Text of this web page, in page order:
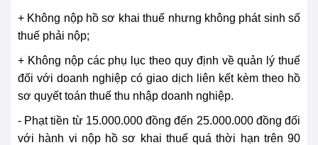
+ Không nộp hồ sơ khai thuế nhưng không phát sinh số
thuế phải nộp;
+ Không nộp các phụ lục theo quy định về quản lý thuế
đối với doanh nghiệp có giao dịch liên kết kèm theo hồ
sơ quyết toán thuế thu nhập doanh nghiệp.
- Phạt tiền từ 15.000.000 đồng đến 25.000.000 đồng đối
với hành vi nộp hồ sơ khai thuế quá thời hạn trên 90